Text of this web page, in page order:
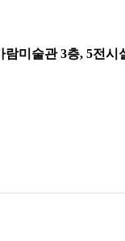
람미술관3층, 5전시